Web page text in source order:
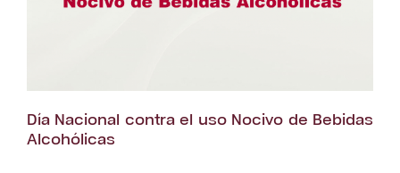
Día Nacional contra el uso Nocivo de Bebidas
Alcohólicas